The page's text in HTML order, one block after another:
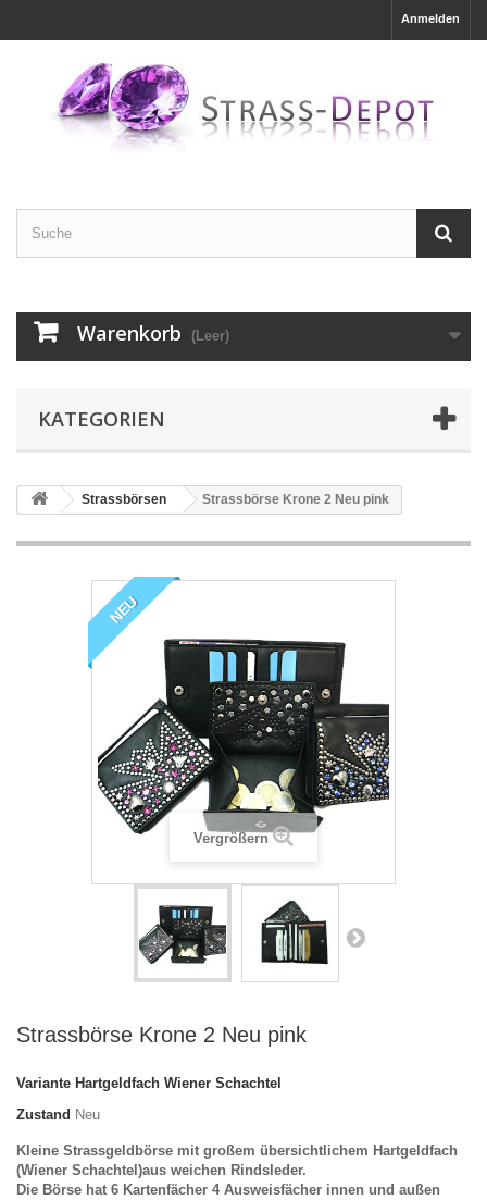
Anmelden
Warenkorb (Leer)
KATEGORIEN
Strassbörsen Strassbörse Krone 2 Neu pink
NEU
Vergrößern
Strassbörse Krone 2 Neu pink
Variante Hartgeldfach Wiener Schachtel
Zustand Neu
Kleine Strassgeldbörse mit großem übersichtlichem Hartgeldfach
(Wiener Schachtel)aus weichen Rindsleder.
Die Börse hat 6 Kartenfächer 4 Ausweisfächer innen und außen